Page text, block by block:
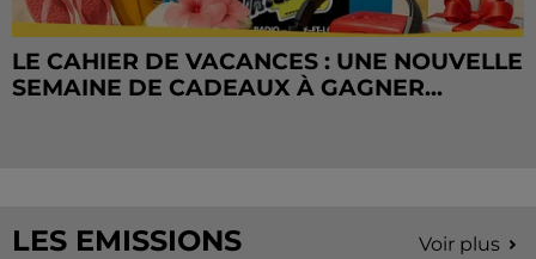
LE CAHIER DE VACANCES : UNE NOUVELLE
SEMAINE DE CADEAUX À GAGNER...
LES EMISSIONS Voir plus